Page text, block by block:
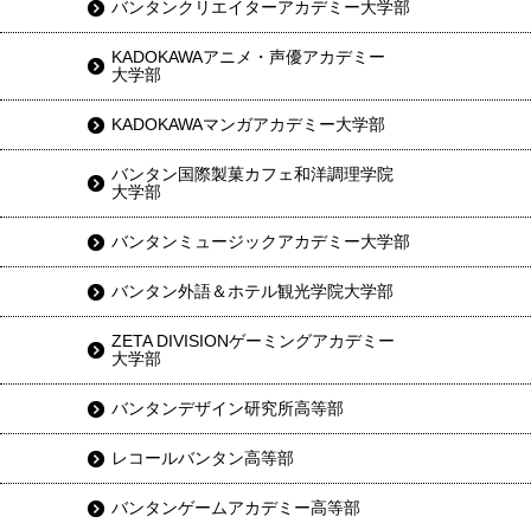
バンタンクリエイターアカデミー大学部
KADOKAWAアニメ・声優アカデミー
大学部
KADOKAWAマンガアカデミー大学部
バンタン国際製菓カフェ和洋調理学院
大学部
バンタンミュージックアカデミー大学部
バンタン外語＆ホテル観光学院大学部
ZETA DIVISIONゲーミングアカデミー
大学部
バンタンデザイン研究所高等部
レコールバンタン高等部
バンタンゲームアカデミー高等部